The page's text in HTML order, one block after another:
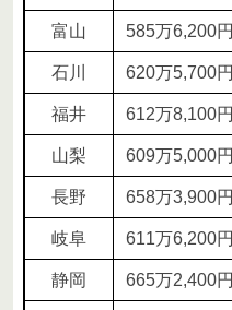
富山 585万6,200円
石川 620万5,700円
福井 612万8,100円
山梨 609万5,000円
長野 658万3,900円
岐阜 611万6,200円
静岡 665万2,400円